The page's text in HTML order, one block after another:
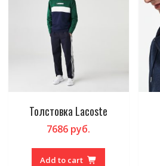
Толстовка Lacoste
7686 руб.
Add to cart